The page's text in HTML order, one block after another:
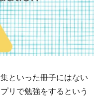
といった冊子にはない
リで勉強をするという